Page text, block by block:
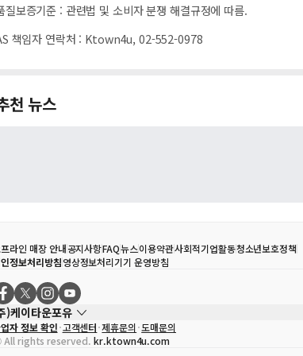
질보증기준 : 관련법 및 소비자 분쟁 해결규정에 따름.
책임자 연락처 : Ktown4u, 02-552-0978
천 뉴스
라인 매장 안내공지사항FAQ뉴스이용약관사회적기업활동청소년보호정책
정보처리방침영상정보처리기기 운영방침
)케이타운포유
자
송효민
자등록번호
자 정보 확인 고객센터 제휴문의 도매문의
rights reserved. kr.ktown4u.com